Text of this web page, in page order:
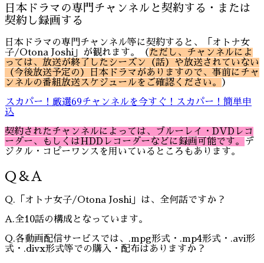
日本ドラマの専門チャンネルと契約する・または
契約し録画する
日本ドラマの専門チャンネル等に契約すると、「オトナ女
子/Otona Joshi」が観れます。（ ただし、チャンネルによ
っては、放送が終了したシーズン（話）や放送されていない
（今後放送予定の）日本ドラマがありますので、事前にチャ
ンネルの番組放送スケジュールをご確認ください。
）
スカパー！厳選69チャンネルを今すぐ！スカパー！簡単申
込
契約されたチャンネルによっては、ブルーレイ・DVDレコ
ーダー、もしくはHDDレコーダーなどに録画可能です。
デ
ジタル・コピーワンスを用いているところもあります。
Q＆A
Q.「オトナ女子/Otona Joshi」は、全何話ですか？
A.全10話の構成となっています。
Q.各動画配信サービスでは、.mpg形式・.mp4形式・.avi形
式・.divx形式等での購入・配布はありますか？